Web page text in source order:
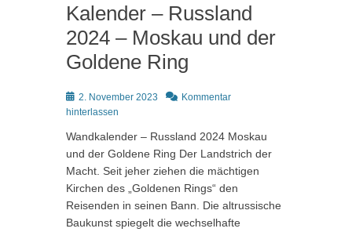
Kalender – Russland
2024 – Moskau und der
Goldene Ring
Posted
on
2. November 2023
Kommentar
hinterlassen
Wandkalender – Russland 2024 Moskau
und der Goldene Ring Der Landstrich der
Macht. Seit jeher ziehen die mächtigen
Kirchen des „Goldenen Rings“ den
Reisenden in seinen Bann. Die altrussische
Baukunst spiegelt die wechselhafte